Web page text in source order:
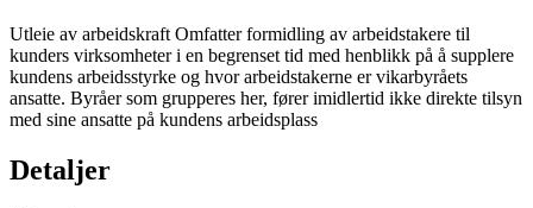
Utleie av arbeidskraft Omfatter formidling av arbeidstakere til
kunders virksomheter i en begrenset tid med henblikk på å supplere
kundens arbeidsstyrke og hvor arbeidstakerne er vikarbyråets
ansatte. Byråer som grupperes her, fører imidlertid ikke direkte tilsyn
med sine ansatte på kundens arbeidsplass
Detaljer